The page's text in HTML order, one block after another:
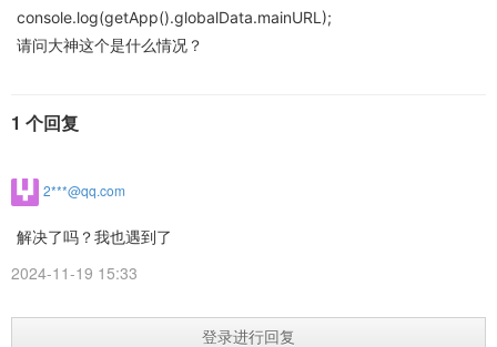
console.log(getApp().globalData.mainURL);
请问大神这个是什么情况？
1 个回复
2***@qq.com
解决了吗？我也遇到了
2024-11-19 15:33
登录进行回复